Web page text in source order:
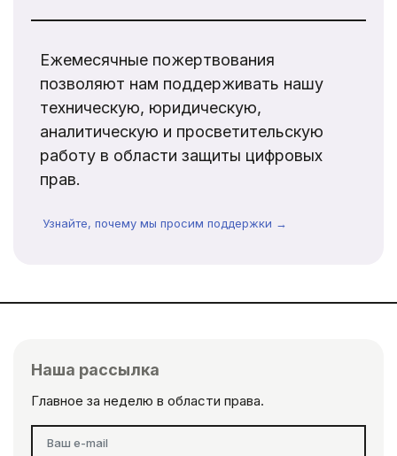
Ежемесячные пожертвования
позволяют нам поддерживать нашу
техническую, юридическую,
аналитическую и просветительскую
работу в области защиты цифровых
прав.
Узнайте, почему мы просим поддержки →
Наша рассылка
Главное за неделю в области права.